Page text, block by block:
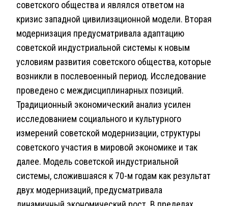
советского общества и являлся ответом на
кризис западной цивилизационной модели. Вторая
модернизация предусматривала адаптацию
советской индустриальной системы к новым
условиям развития советского общества, которые
возникли в послевоенный период. Исследование
проведено с междисциплинарных позиций.
Традиционный экономический анализ усилен
исследованием социального и культурного
измерений советской модернизации, структуры
советского участия в мировой экономике и так
далее. Модель советской индустриальной
системы, сложившаяся к 70-м годам как результат
двух модернизаций, предусматривала